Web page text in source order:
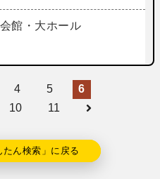
館・大ホール
4 5
6
10 11
ん検索」に戻る